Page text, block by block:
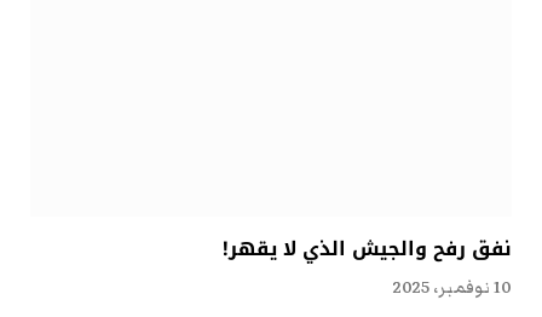
نفق رفح والجيش الذي لا يقهر!
10 نوفمبر، 2025